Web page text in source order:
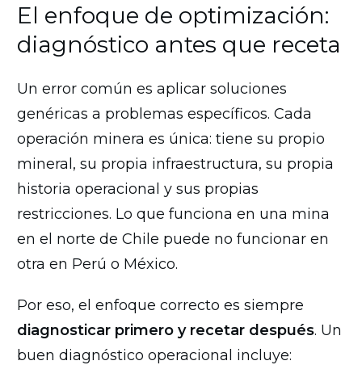
El enfoque de optimización:
diagnóstico antes que receta
Un error común es aplicar soluciones
genéricas a problemas específicos. Cada
operación minera es única: tiene su propio
mineral, su propia infraestructura, su propia
historia operacional y sus propias
restricciones. Lo que funciona en una mina
en el norte de Chile puede no funcionar en
otra en Perú o México.
Por eso, el enfoque correcto es siempre
diagnosticar primero y recetar después. Un
buen diagnóstico operacional incluye: